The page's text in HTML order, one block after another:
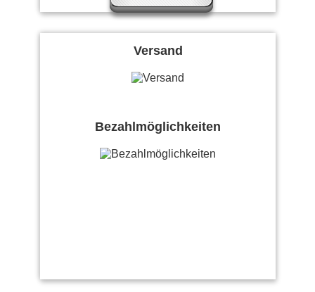
Versand
Bezahlmöglichkeiten